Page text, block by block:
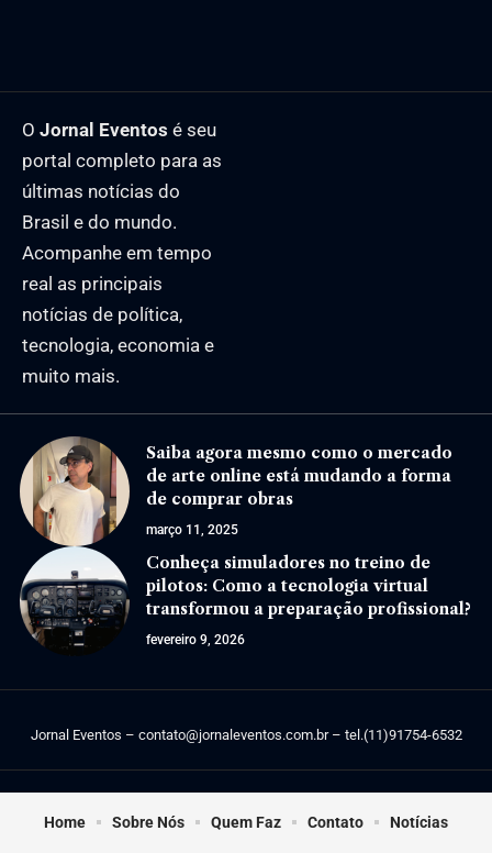
O Jornal Eventos é seu
portal completo para as
últimas notícias do
Brasil e do mundo.
Acompanhe em tempo
real as principais
notícias de política,
tecnologia, economia e
muito mais.
Saiba agora mesmo como o mercado
de arte online está mudando a forma
de comprar obras
março 11, 2025
Conheça simuladores no treino de
pilotos: Como a tecnologia virtual
transformou a preparação profissional?
fevereiro 9, 2026
Jornal Eventos – contato@jornaleventos.com.br– tel.(11)91754-6532
Home Sobre Nós Quem Faz Contato Notícias